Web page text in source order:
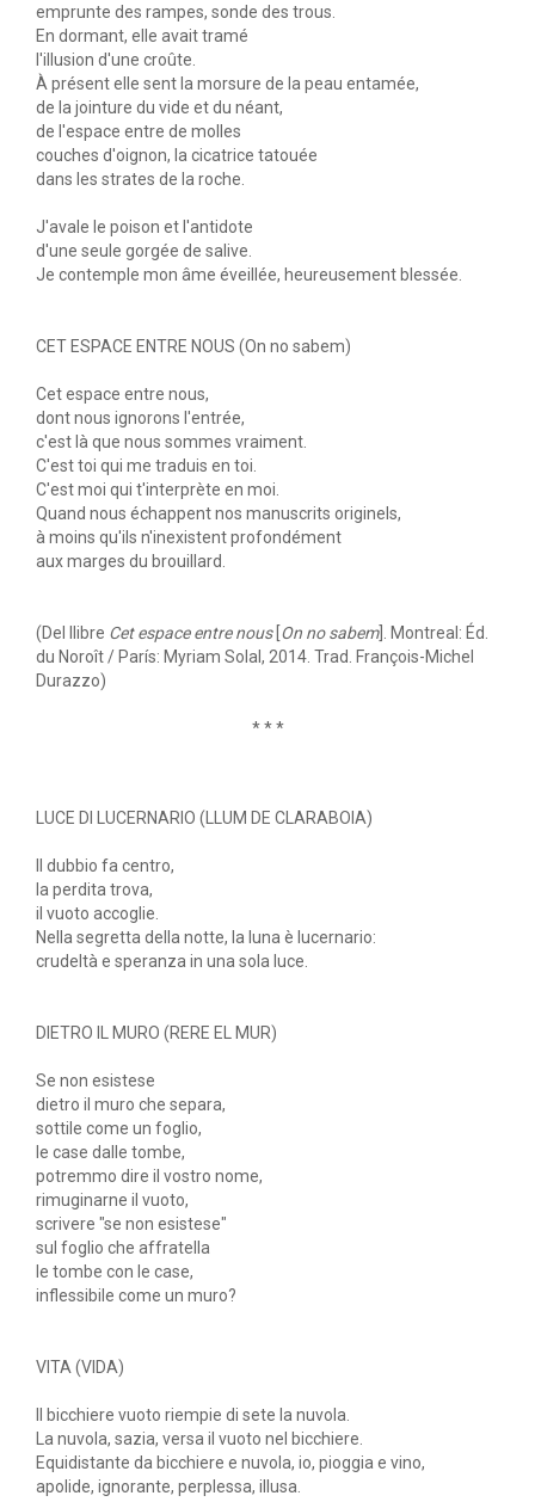
emprunte des rampes, sonde des trous.
En dormant, elle avait tramé
l'illusion d'une croûte.
À présent elle sent la morsure de la peau entamée,
de la jointure du vide et du néant,
de l'espace entre de molles
couches d'oignon, la cicatrice tatouée
dans les strates de la roche.
J'avale le poison et l'antidote
d'une seule gorgée de salive.
Je contemple mon âme éveillée, heureusement blessée.
CET ESPACE ENTRE NOUS (On no sabem)
Cet espace entre nous,
dont nous ignorons l'entrée,
c'est là que nous sommes vraiment.
C'est toi qui me traduis en toi.
C'est moi qui t'interprète en moi.
Quand nous échappent nos manuscrits originels,
à moins qu'ils n'inexistent profondément
aux marges du brouillard.
(Del llibre Cet espace entre nous[ On no sabem]. Montreal: Éd.
du Noroît / París: Myriam Solal, 2014. Trad. François-Michel
Durazzo)
* * *
LUCE DI LUCERNARIO (LLUM DE CLARABOIA)
Il dubbio fa centro,
la perdita trova,
il vuoto accoglie.
Nella segretta della notte, la luna è lucernario:
crudeltà e speranza in una sola luce.
DIETRO IL MURO (RERE EL MUR)
Se non esistese
dietro il muro che separa,
sottile come un foglio,
le case dalle tombe,
potremmo dire il vostro nome,
rimuginarne il vuoto,
scrivere "se non esistese"
sul foglio che affratella
le tombe con le case,
inflessibile come un muro?
VITA (VIDA)
Il bicchiere vuoto riempie di sete la nuvola.
La nuvola, sazia, versa il vuoto nel bicchiere.
Equidistante da bicchiere e nuvola, io, pioggia e vino,
apolide, ignorante, perplessa, illusa.